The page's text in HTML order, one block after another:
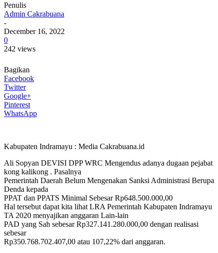
Penulis
Admin Cakrabuana
-
December 16, 2022
0
242 views
Bagikan
Facebook
Twitter
Google+
Pinterest
WhatsApp
Kabupaten Indramayu : Media Cakrabuana.id
Ali Sopyan DEVISI DPP WRC Mengendus adanya dugaan pejabat
kong kalikong . Pasalnya
Pemerintah Daerah Belum Mengenakan Sanksi Administrasi Berupa
Denda kepada
PPAT dan PPATS Minimal Sebesar Rp648.500.000,00
Hal tersebut dapat kita lihat LRA Pemerintah Kabupaten Indramayu
TA 2020 menyajikan anggaran Lain-lain
PAD yang Sah sebesar Rp327.141.280.000,00 dengan realisasi
sebesar
Rp350.768.702.407,00 atau 107,22% dari anggaran.